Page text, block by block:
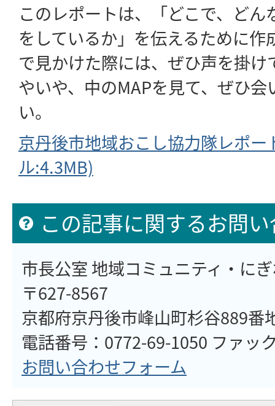
このレポートは、「どこで、どん
をしているか」を伝えるために作
で見かけた際には、ぜひ声を掛
やいや、中のMAPを見て、ぜひ会
い。
京丹後市地域おこし協力隊レポー
ル:4.3MB)
この記事に関するお問
市長公室 地域コミュニティ・に
〒627-8567
京都府京丹後市峰山町杉谷889番
電話番号：0772-69-1050 ファッ
お問い合わせフォーム